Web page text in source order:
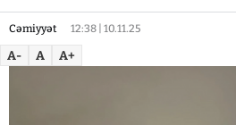
Cəmiyyət 12:38 | 10.11.25
A- A A+